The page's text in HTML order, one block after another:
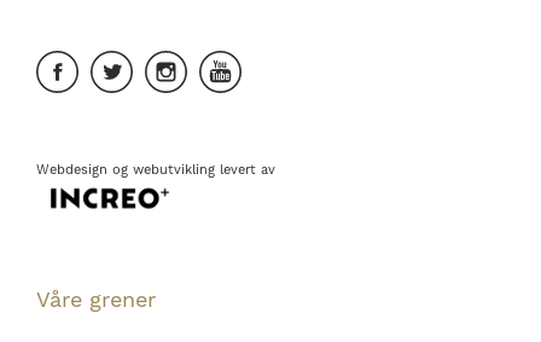
Webdesign og webutvikling levert av
Våre grener